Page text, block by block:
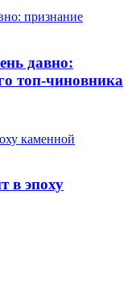
давно:
топ-чиновника
в эпоху